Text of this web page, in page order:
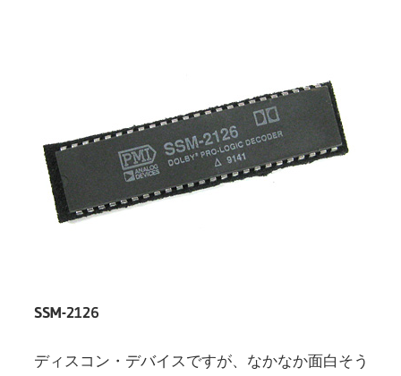
SSM-2126
ディスコン・デバイスですが、なかなか面白そう